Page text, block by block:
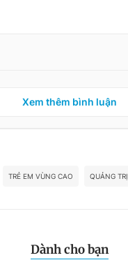
Xem thêm bình luận
TRẺ EM VÙNG CAO QUẢNG TRỊ